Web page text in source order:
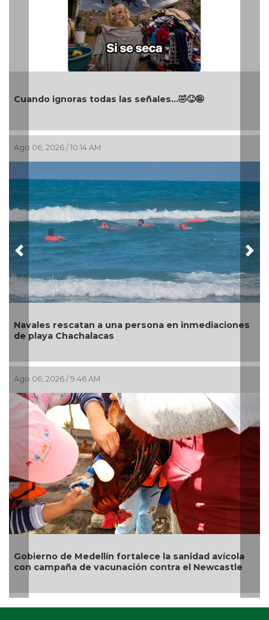
en inmediaciones
la sanidad avícola
el Newcastle
Turista se ahoga en playa de
El debate de la Protección de
Audiencias.
Ago 06, 2026 / 8:57 AM
Previous